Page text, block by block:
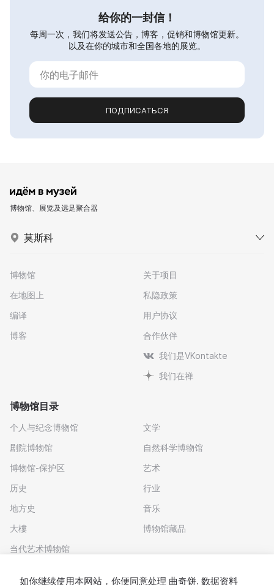
给你的一封信！
每周一次，我们将发送公告，博客，促销和博物馆更新。
以及在你的城市和全国各地的展览。
ПОДПИСАТЬСЯ
博物馆、展览及远足聚合器
莫斯科
博物馆
在地图上
编译
博客
关于项目
私隐政策
用户协议
合作伙伴
我们是VKontakte
我们在禅
博物馆目录
个人与纪念博物馆
剧院博物馆
博物馆-保护区
历史
地方史
大樓
当代艺术博物馆
文学
自然科学博物馆
艺术
行业
音乐
博物馆藏品
如你继续使用本网站，你便同意处理 曲奇饼. 数据资料